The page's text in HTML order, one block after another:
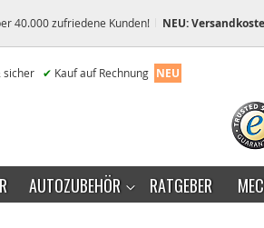
40.000 zufriedene Kunden! NEU:
sicher ✔ Kauf auf Rechnung NEU
AUTOZUBEHÖR RATGEBER